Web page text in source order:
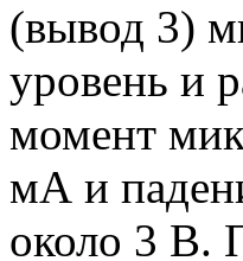
(вывод 3)
уровень и
момент
мА и
около 3 В.